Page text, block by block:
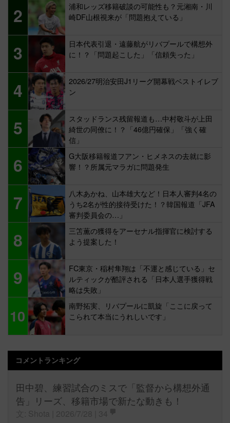
2
浦和レッズ移籍破談の可能性も？元湘南・川
崎DF山根視来が「問題抱えている」
3
日本代表引退・遠藤航がリバプールで構想外
に！？「問題起こした」「信頼失った」
4
2026/27明治安田J1リーグ開幕戦ベストイレブ
ン
5
スタッドランス残留報道も…中村敬斗が上田
綺世の同僚に！？「46億円確保」「強く確
信」
6
G大阪移籍報道フアン・ヒメネスの去就に影
響！？所属元マラガに問題発生
7
八木あかね、山本雄大など！日本人審判4名の
うち2名が性的接待受けた！？韓国報道「JFA
審判委員会の…」
8
三笘薫の獲得をアーセナル指揮官に検討する
よう提案した！
9
FC東京・稲村隼翔は「不運と感じている」セ
ルティックが酷評される「日本人選手獲得戦
略は失敗」
10
南野拓実、リバプールに凱旋「ここに戻って
こられて本当にうれしいです」
コメントランキング
田中碧、練習試合のミスで「監督から構想外通
告」リーズ、移籍市場で新たな動きも！